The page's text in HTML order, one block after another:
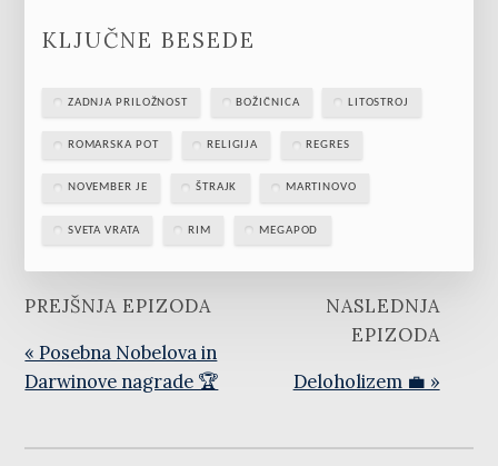
KLJUČNE BESEDE
ZADNJA PRILOŽNOST BOŽIČNICA LITOSTROJ
ROMARSKA POT RELIGIJA REGRES
NOVEMBER JE ŠTRAJK MARTINOVO
SVETA VRATA RIM MEGAPOD
PREJŠNJA EPIZODA
« Posebna Nobelova in
Darwinove nagrade 🏆
NASLEDNJA
EPIZODA
Deloholizem 💼 »